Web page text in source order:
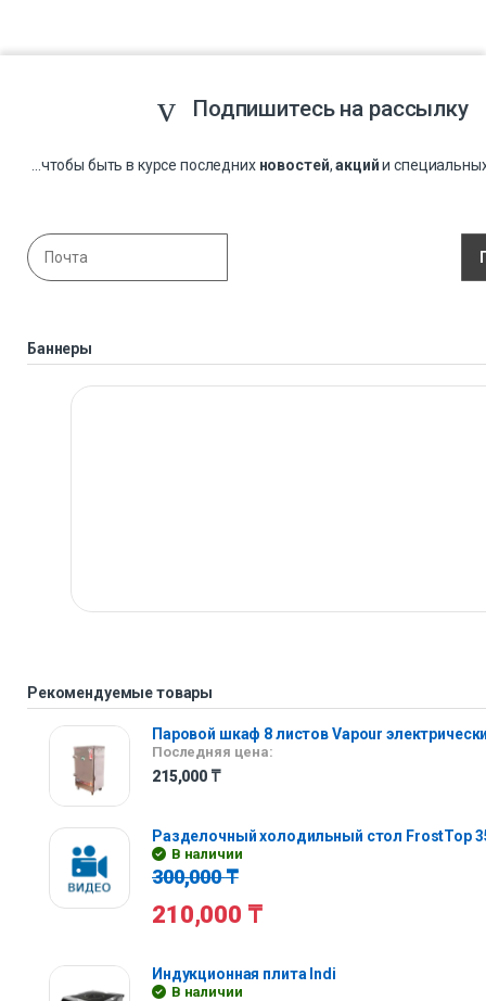
Подпишитесь на рассылку
...чтобы быть в курсе последних новостей,акцийи
Баннеры
Рекомендуемые товары
Паровой шкаф 8 листов Vapour
Последняя цена:
215,000 ₸
Разделочный холодильный стол FrostTop
В наличии
300,000₸
210,000 ₸
Индукционная плита Indi
В наличии